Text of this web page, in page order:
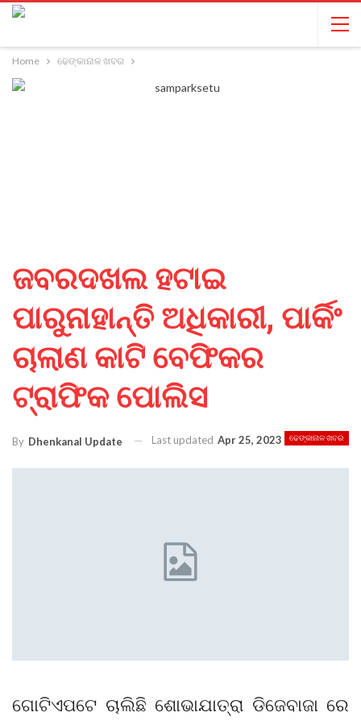
Home ଢେଙ୍କାନାଳ ଖବର
ଜବରଦଖଲ ହଟାଇ
ପାରୁନାହାନ୍ତି ଅଧିକାରୀ, ପାର୍କିଂ
ଚାଲାଣ କାଟି ବେଫିକର
ଟ୍ରାଫିକ ପୋଲିସ
ଢେଙ୍କାନାଳ ଖବର
By Dhenkanal Update Last updated Apr 25, 2023
ଗୋଟିଏପଟେ ଚାଲିଛି ଶୋଭାଯାତ୍ରା ଡିଜେବାଜା ରେ